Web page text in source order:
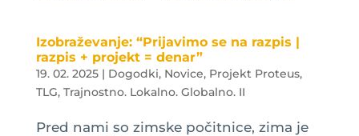
Izobraževanje: “Prijavimo se na razpis |
razpis + projekt = denar”
19. 02. 2025| Dogodki, Novice, Projekt Proteus,
TLG, Trajnostno. Lokalno. Globalno. II
Pred nami so zimske počitnice, zima je